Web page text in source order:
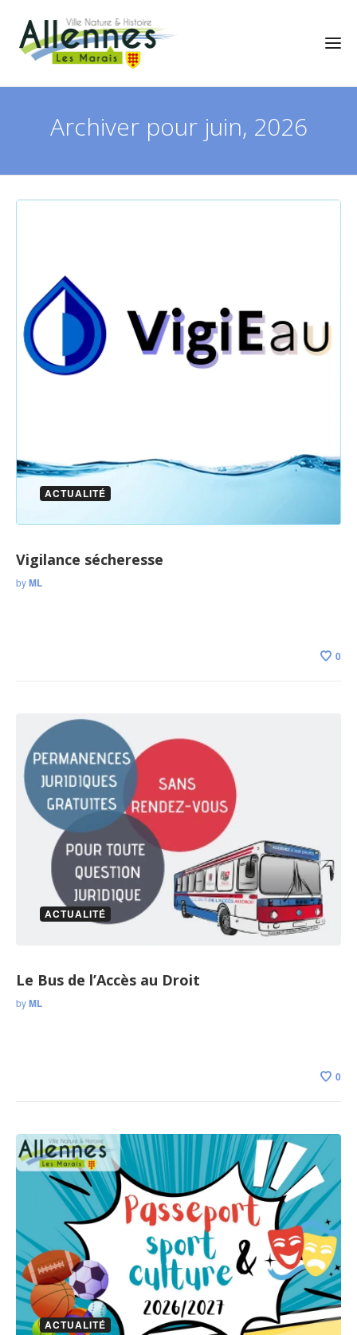
Archiver pour juin, 2026
ACTUALITÉ
Vigilance sécheresse
byML
0
ACTUALITÉ
Le Bus de l’Accès au Droit
byML
0
ACTUALITÉ